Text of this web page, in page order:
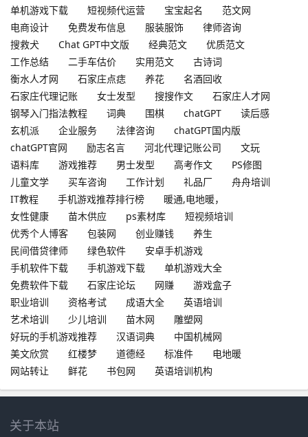
单机游戏下载
短视频代运营 宝宝起名
范文网
电商设计
免费发布信息 服装服饰
律师咨询
搜救犬
Chat GPT中文版 经典范文
优质范文
工作总结
二手车估价 实用范文
古诗词
衡水人才网
石家庄点痣 养花
名酒回收
石家庄代理记账
女士发型 搜搜作文
石家庄人才网
钢琴入门指法教程
词典 围棋 chatGPT
读后感
玄机派
企业服务 法律咨询
chatGPT国内版
chatGPT官网
励志名言 河北代理记账公司
文玩
语料库
游戏推荐 男士发型 高考作文
PS修图
儿童文学
买车咨询 工作计划 礼品厂
舟舟培训
IT教程
手机游戏推荐排行榜
暖通,电地暖，
女性健康
苗木供应 ps素材库
短视频培训
优秀个人博客
包装网 创业赚钱
养生
民间借贷律师
绿色软件
安卓手机游戏
手机软件下载
手机游戏下载
单机游戏大全
免费软件下载
石家庄论坛 网赚
游戏盒子
职业培训
资格考试 成语大全
英语培训
艺术培训
少儿培训 苗木网
雕塑网
好玩的手机游戏推荐
汉语词典
中国机械网
美文欣赏
红楼梦 道德经 标准件
电地暖
网站转让
鲜花 书包网 英语培训机构
关于本站